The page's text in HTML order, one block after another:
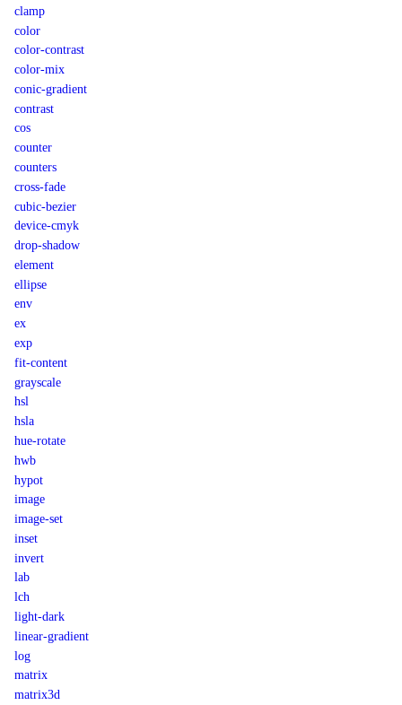
clamp
color
color-contrast
color-mix
conic-gradient
contrast
cos
counter
counters
cross-fade
cubic-bezier
device-cmyk
drop-shadow
element
ellipse
env
ex
exp
fit-content
grayscale
hsl
hsla
hue-rotate
hwb
hypot
image
image-set
inset
invert
lab
lch
light-dark
linear-gradient
log
matrix
matrix3d